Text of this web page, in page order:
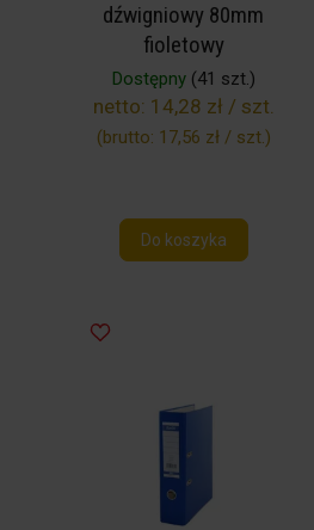
dźwigniowy 80mm
fioletowy
Dostępny(41 szt.)
netto: 14,28 zł / szt.
(brutto: 17,56 zł / szt.)
Do koszyka